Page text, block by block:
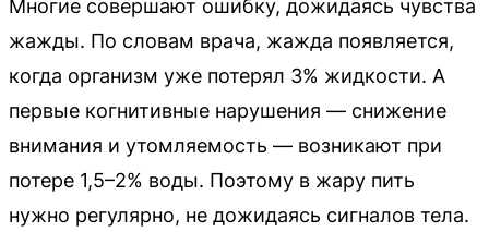
Многие совершают ошибку, дожидаясь чувства
жажды. По словам врача, жажда появляется,
когда организм уже потерял 3% жидкости. А
первые когнитивные нарушения — снижение
внимания и утомляемость — возникают при
потере 1,5–2% воды. Поэтому в жару пить
нужно регулярно, не дожидаясь сигналов тела.